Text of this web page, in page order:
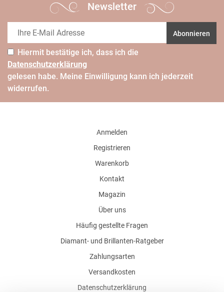
Newsletter
Abonnieren
Hiermit bestätige ich, dass ich die
Daten­schutz­erklärung
gelesen habe. Meine Einwilligung kann ich jederzeit
widerrufen.
Anmelden
Registrieren
Warenkorb
Kontakt
Magazin
Über uns
Häufig gestellte Fragen
Diamant- und Brillanten-Ratgeber
Zahlungsarten
Versandkosten
Datenschutzerklärung